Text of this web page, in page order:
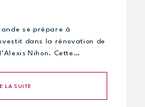
se prépare à
dans la rénovation de
Nihon. Cette…
LA SUITE